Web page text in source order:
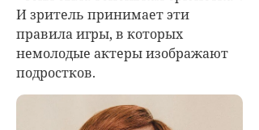
И зритель принимает эти
правила игры, в которых
немолодые актеры изображают
подростков.